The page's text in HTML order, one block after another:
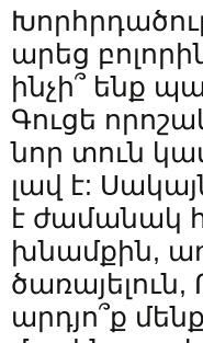
արեց
ինչի՞ ենք
Գուցե
նոր տուն
լավ է:
է ժամանակ
խնամքին,
արդյո՞ք